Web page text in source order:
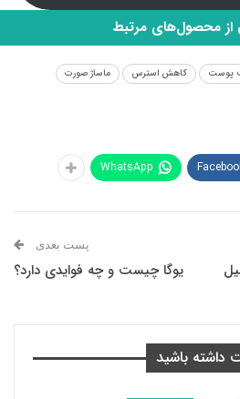
از محصول‌های مرتبط
پوست کاهش استرس
ماساژ صورت
WhatsApp
پست بعدی
یوگا چیست و چه فوایدی دارد؟
باشید